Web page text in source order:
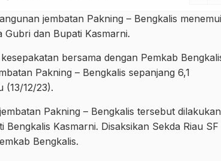
jembatan Pakning – Bengkalis menemui
dan Bupati Kasmarni.
bersama dengan Pemkab
Pakning – Bengkalis sepanjang 6,1
(13/12/23).
Pakning – Bengkalis tersebut dilakukan
Kasmarni. Disaksikan Sekda Riau SF
Bengkalis.